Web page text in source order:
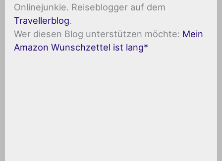
Onlinejunkie. Reiseblogger auf dem
Travellerblog.
Wer diesen Blog unterstützen möchte: Mein
Amazon Wunschzettel ist lang